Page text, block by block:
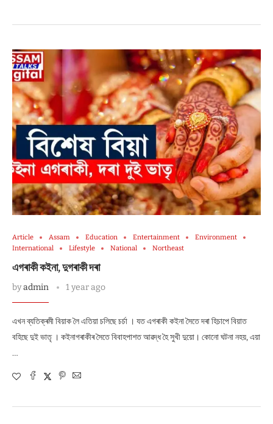
Article Assam Education Entertainment
Environment
International
Lifestyle National Northeast
এগৰাকী কইনা, দুগৰাকী দৰা
byadmin 1 year ago
এখন ব্যতিক্ৰমী বিয়াক লৈ এতিয়া চলিছে চৰ্চা । যত এগৰাকী কইনা সৈতে দৰা হিচাপে বিয়াত
বহিছে দুই ভাতৃ । কইনাগৰাকীৰ সৈতে বিবাহপাশত আৱদ্ধ হৈ সুখী দুয়ো। কোনো ঘটনা নহয়, এয়া
…